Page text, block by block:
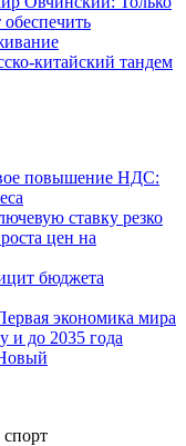
китайский тандем
повышение НДС:
ставку резко
цен на
бюджета
экономика мира
и до 2035 года